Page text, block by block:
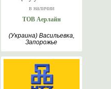
в наличии
ТОВ Аерлайн
(Украина) Васильевка,
Запорожье